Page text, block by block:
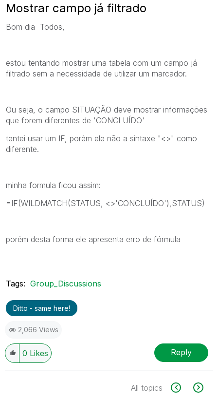
Mostrar campo já filtrado
Bom dia Todos,
estou tentando mostrar uma tabela com um campo já
filtrado sem a necessidade de utilizar um marcador.
Ou seja, o campo SITUAÇÃO deve mostrar informações
que forem diferentes de 'CONCLUÍDO'
tentei usar um IF, porém ele não a sintaxe "<>" como
diferente.
minha formula ficou assim:
=IF(WILDMATCH(STATUS, <>'CONCLUÍDO'),STATUS)
porém desta forma ele apresenta erro de fórmula
Tags: Group_Discussions
Ditto - same here!
2,066 Views
0 Likes Reply
All topics